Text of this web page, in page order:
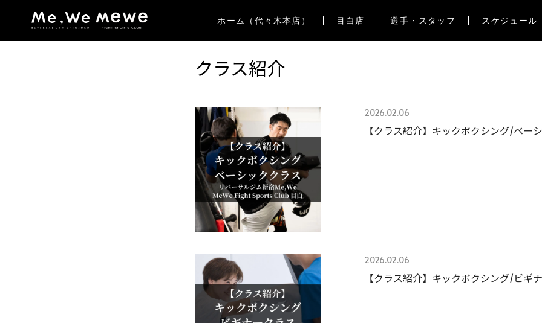
ホーム（代々木本店） 目白店 選手・スタッフ スケジュール
クラス紹介
2026.02.06
【クラス紹介】キックボクシング/ベー
2026.02.06
【クラス紹介】キックボクシング/ビギ